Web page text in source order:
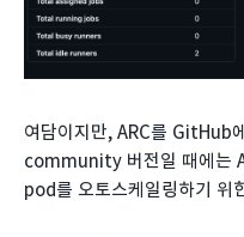
여담이지만, ARC를 GitHub
community 버전일 때에는
pod를 오토스케일링하기 위